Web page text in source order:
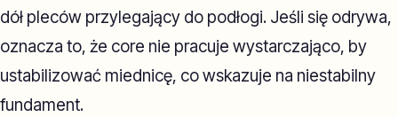
dół pleców przylegający do podłogi. Jeśli się odrywa,
oznacza to, że core nie pracuje wystarczająco, by
ustabilizować miednicę, co wskazuje na niestabilny
fundament.